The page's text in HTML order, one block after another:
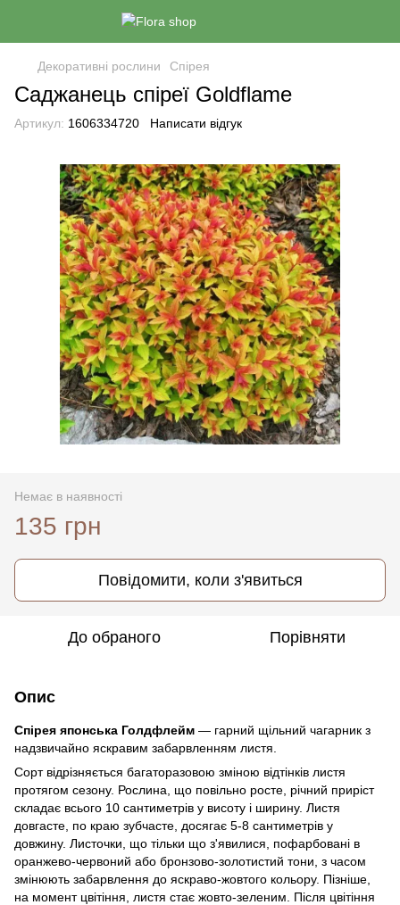
Декоративні рослини Спірея
Саджанець спіреї Goldflame
Артикул: 1606334720 Написати відгук
Немає в наявності
135 грн
Повідомити, коли з'явиться
До обраного Порівняти
Опис
Спірея японська Голдфлейм — гарний щільний чагарник з
надзвичайно яскравим забарвленням листя.
Сорт відрізняється багаторазовою зміною відтінків листя
протягом сезону. Рослина, що повільно росте, річний приріст
складає всього 10 сантиметрів у висоту і ширину. Листя
довгасте, по краю зубчасте, досягає 5-8 сантиметрів у
довжину. Листочки, що тільки що з'явилися, пофарбовані в
оранжево-червоний або бронзово-золотистий тони, з часом
змінюють забарвлення до яскраво-жовтого кольору. Пізніше,
на момент цвітіння, листя стає жовто-зеленим. Після цвітіння